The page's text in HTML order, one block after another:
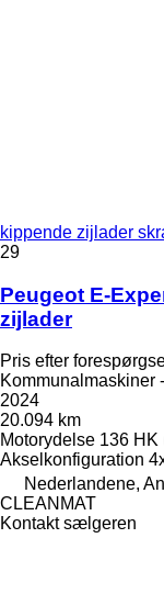
kippende zijlader
29
Peugeot E-
zijlader
Pris efter
Kommunalmaskiner
2024
20.094 km
Motorydelse 136 HK
Akselkonfiguration
Nederlandene,
CLEANMAT
Kontakt sælgeren